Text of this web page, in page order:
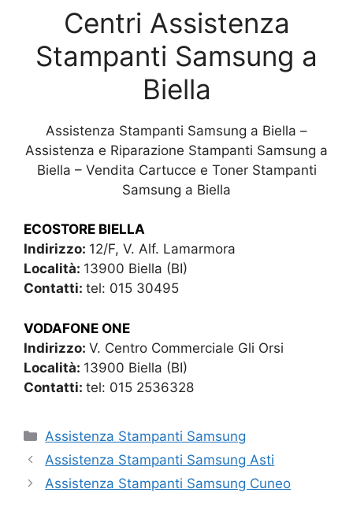
Centri Assistenza
Stampanti Samsung a
Biella
Assistenza Stampanti Samsung a Biella –
Assistenza e Riparazione Stampanti Samsung a
Biella – Vendita Cartucce e Toner Stampanti
Samsung a Biella
ECOSTORE BIELLA
Indirizzo: 12/F, V. Alf. Lamarmora
Località: 13900 Biella (BI)
Contatti: tel: 015 30495
VODAFONE ONE
Indirizzo: V. Centro Commerciale Gli Orsi
Località: 13900 Biella (BI)
Contatti: tel: 015 2536328
Categorie
Assistenza Stampanti Samsung
Assistenza Stampanti Samsung Asti
Assistenza Stampanti Samsung Cuneo